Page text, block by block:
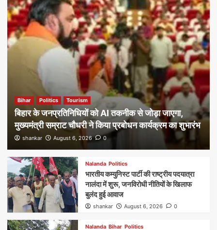
Bihar Politics Tourism
बिहार के जनप्रतिनिधियों को AI तकनीक से जोड़ा जाएगा,
मुख्यमंत्री सम्राट चौधरी ने किया प्रबोधन कार्यक्रम का शुभारंभ
shankar August 6, 2026 0
Nalanda Politics
भारतीय कम्युनिस्ट पार्टी की राष्ट्रीय पदयात्रा
नालंदा में शुरू, जनविरोधी नीतियों के खिलाफ
बुलंद हुई आवाज
shankar August 6, 2026 0
Nalanda Bihar Politics